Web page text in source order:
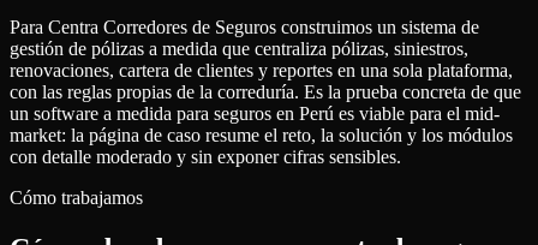
Para Centra Corredores de Seguros construimos un sistema de
gestión de pólizas a medida que centraliza pólizas, siniestros,
renovaciones, cartera de clientes y reportes en una sola plataforma,
con las reglas propias de la correduría. Es la prueba concreta de que
un software a medida para seguros en Perú es viable para el mid-
market: la página de caso resume el reto, la solución y los módulos
con detalle moderado y sin exponer cifras sensibles.
Cómo trabajamos